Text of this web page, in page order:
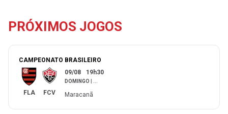
PRÓXIMOS JOGOS
CAMPEONATO BRASILEIRO
FLA FCV
09/08 19h30
DOMINGO
Maracanã